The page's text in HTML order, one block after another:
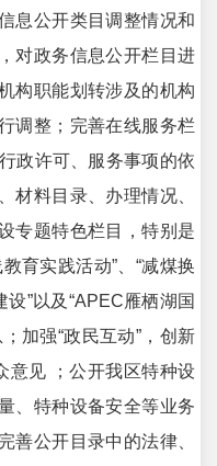
公开类目调整情况和
对政务信息公开栏目进
构职能划转涉及的机构
调整；完善在线服务栏
政许可、服务事项的依
材料目录、办理情况、
专题特色栏目，特别是
育实践活动”、“减煤换
”以及“APEC雁栖湖国
加强“政民互动”，创新
意见 ；公开我区特种设
、特种设备安全等业务
善公开目录中的法律、